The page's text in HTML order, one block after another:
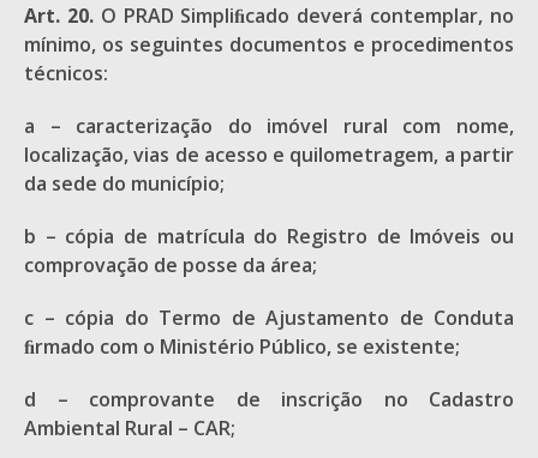
Art. 20.O PRAD Simpliﬁcado deverá contemplar, no
mínimo, os seguintes documentos e procedimentos
técnicos:
a – caracterização do imóvel rural com nome,
localização, vias de acesso e quilometragem, a partir
da sede do município;
b – cópia de matrícula do Registro de Imóveis ou
comprovação de posse da área;
c – cópia do Termo de Ajustamento de Conduta
ﬁrmado com o Ministério Público, se existente;
d – comprovante de inscrição no Cadastro
Ambiental Rural – CAR;